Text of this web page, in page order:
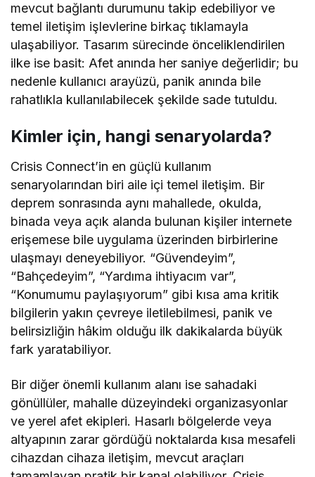
mevcut bağlantı durumunu takip edebiliyor ve
temel iletişim işlevlerine birkaç tıklamayla
ulaşabiliyor. Tasarım sürecinde önceliklendirilen
ilke ise basit: Afet anında her saniye değerlidir; bu
nedenle kullanıcı arayüzü, panik anında bile
rahatlıkla kullanılabilecek şekilde sade tutuldu.
Kimler için, hangi senaryolarda?
Crisis Connect’in en güçlü kullanım
senaryolarından biri aile içi temel iletişim. Bir
deprem sonrasında aynı mahallede, okulda,
binada veya açık alanda bulunan kişiler internete
erişemese bile uygulama üzerinden birbirlerine
ulaşmayı deneyebiliyor. “Güvendeyim”,
“Bahçedeyim”, “Yardıma ihtiyacım var”,
“Konumumu paylaşıyorum” gibi kısa ama kritik
bilgilerin yakın çevreye iletilebilmesi, panik ve
belirsizliğin hâkim olduğu ilk dakikalarda büyük
fark yaratabiliyor.
Bir diğer önemli kullanım alanı ise sahadaki
gönüllüler, mahalle düzeyindeki organizasyonlar
ve yerel afet ekipleri. Hasarlı bölgelerde veya
altyapının zarar gördüğü noktalarda kısa mesafeli
cihazdan cihaza iletişim, mevcut araçları